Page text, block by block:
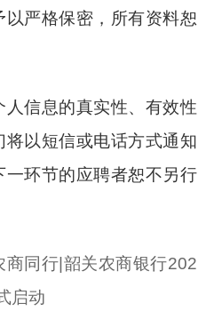
以严格保密，所有资料恕
人信息的真实性、有效性
以短信或电话方式通知
一环节的应聘者恕不另行
商同行|韶关农商银行202
启动